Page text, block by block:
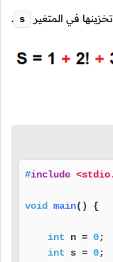
في المتغير s
.
#include
void main() {
int n = 0;
int s = 0;